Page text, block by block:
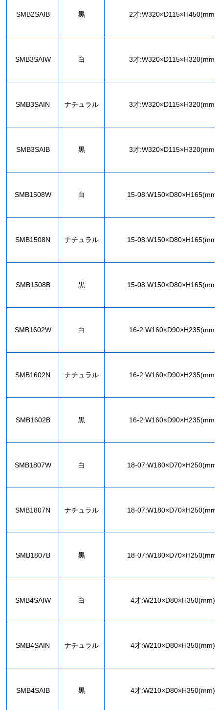
SMB2SAIB 黒 2才:W320×D115×H450(mm)
SMB3SAIW 白 3才:W320×D115×H320(mm)
SMB3SAIN ナチュラル 3才:W320×D115×H320(mm)
SMB3SAIB 黒 3才:W320×D115×H320(mm)
SMB1508W 白 15-08:W150×D80×H165(mm)
SMB1508N ナチュラル 15-08:W150×D80×H165(mm)
SMB1508B 黒 15-08:W150×D80×H165(mm)
SMB1602W 白 16-2:W160×D90×H235(mm)
SMB1602N ナチュラル 16-2:W160×D90×H235(mm)
SMB1602B 黒 16-2:W160×D90×H235(mm)
SMB1807W 白 18-07:W180×D70×H250(mm)
SMB1807N ナチュラル 18-07:W180×D70×H250(mm)
SMB1807B 黒 18-07:W180×D70×H250(mm)
SMB4SAIW 白 4才:W210×D80×H350(mm)
SMB4SAIN ナチュラル 4才:W210×D80×H350(mm)
SMB4SAIB 黒 4才:W210×D80×H350(mm)